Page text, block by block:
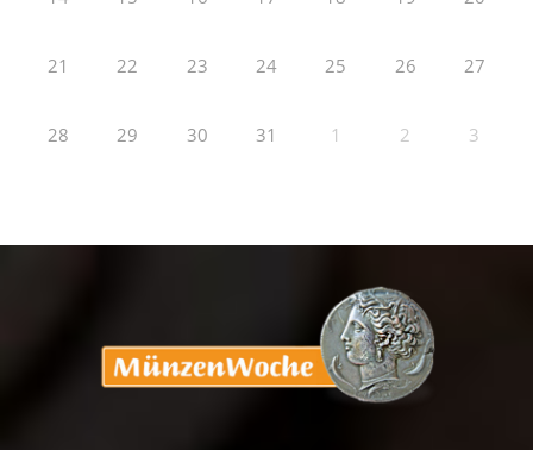
21 22 23 24 25 26 27
28 29 30 31 1 2 3